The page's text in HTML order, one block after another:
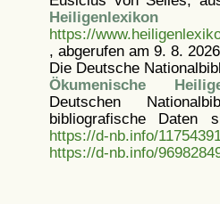
Heiligenlexikon
https://
, abgerufen am 9. 8. 2026
Die Deutsche
Ökumenische
Deutschen
bibliografische Daten
https://d-nb.info/
https://d-nb.info/